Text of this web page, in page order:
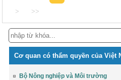
> >>
Cơ quan có thẩm quyền của Việt
Bộ Nông nghiệp và Môi trường